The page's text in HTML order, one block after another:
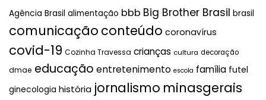
Agência Brasil alimentação bbb Big Brother Brasil brasil
comunicação conteúdo coronavírus
covid-19 Cozinha Travessa crianças cultura decoração
dmae educação entretenimento escola família futel
ginecologia história jornalismo minasgerais